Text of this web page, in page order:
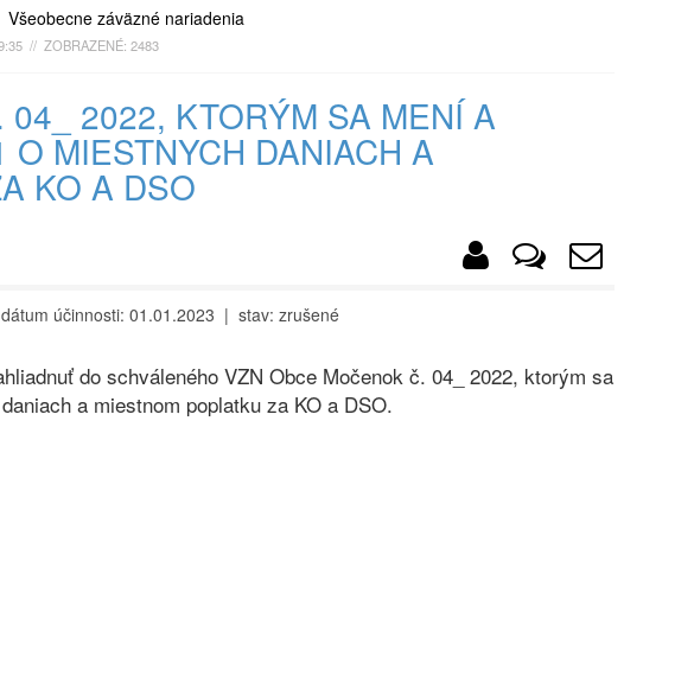
Všeobecne záväzné nariadenia
// ZOBRAZENÉ: 2483
2022, KTORÝM SA MENÍ A
MIESTNYCH DANIACH A
KO A DSO
účinnosti: 01.01.2023 | stav: zrušené
do schváleného VZN Obce Močenok č. 04_ 2022, ktorým sa
a miestnom poplatku za KO a DSO.